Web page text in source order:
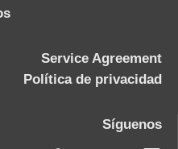
Service Agreement
Política de privacidad
Síguenos